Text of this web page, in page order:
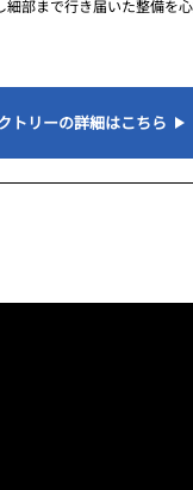
細部まで行き届いた整備を
トリーの詳細はこちら